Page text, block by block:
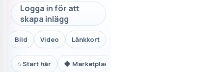
Logga in för att
skapa inlägg
Bild Video Länkkort
⌂ Start här ◆ Marketplace.se